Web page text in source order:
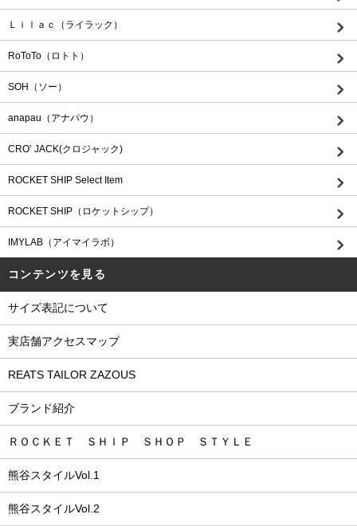
Ｌｉｌａｃ（ライラック）
RoToTo（ロトト）
SOH（ソー）
anapau（アナパウ）
CRO’ JACK(クロジャック)
ROCKET SHIP Select Item
ROCKET SHIP（ロケットシップ）
IMYLAB（アイマイラボ）
コンテンツを見る
サイズ表記について
実店舗アクセスマップ
REATS TAILOR ZAZOUS
ブランド紹介
ＲＯＣＫＥＴ ＳＨＩＰ ＳＨＯＰ ＳＴＹＬＥ
熊谷スタイルVol.1
熊谷スタイルVol.2